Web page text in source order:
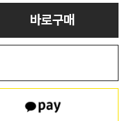
바로구매